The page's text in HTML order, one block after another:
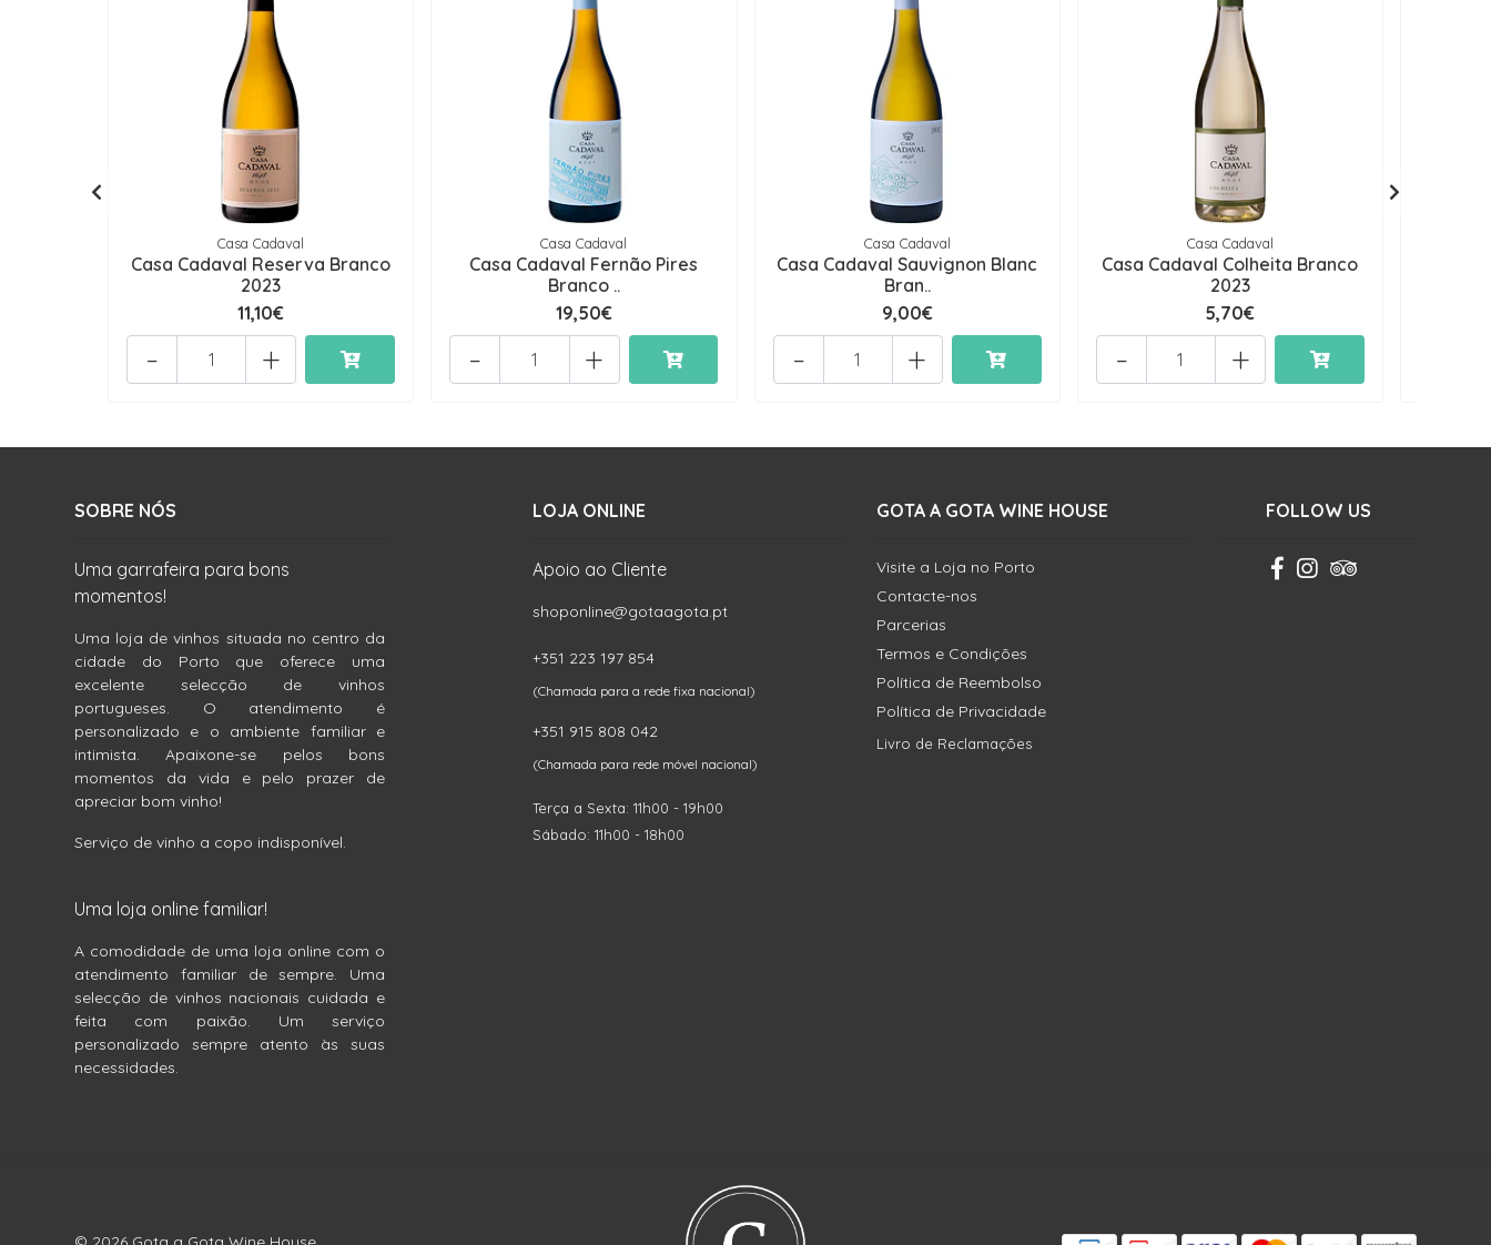
Casa Cadaval
Casa Cadaval Reserva Branco
2023
11,10€
+
-
Casa Cadaval
Casa Cadaval Fernão Pires
Branco ..
19,50€
+
-
Casa Cadaval
Casa Cadaval Sauvignon Blanc
Bran..
9,00€
+
-
Casa Cadaval
Casa Cadaval Colheita Branco
2023
5,70€
+
-
SOBRE NÓS
Uma garrafeira para bons
momentos!
Uma loja de vinhos situada no centro da
cidade do Porto que oferece uma
excelente selecção de vinhos
portugueses. O atendimento é
personalizado e o ambiente familiar e
intimista. Apaixone-se pelos bons
momentos da vida e pelo prazer de
apreciar bom vinho!
Serviço de vinho a copo indisponível.
Uma loja online familiar!
A comodidade de uma loja online com o
atendimento familiar de sempre. Uma
selecção de vinhos nacionais cuidada e
feita com paixão. Um serviço
personalizado sempre atento às suas
necessidades.
LOJA ONLINE
Apoio ao Cliente
shoponline@gotaagota.pt
+351 223 197 854
(Chamada para a rede fixa nacional)
+351 915 808 042
(Chamada para rede móvel nacional)
Terça a Sexta: 11h00 - 19h00
Sábado: 11h00 - 18h00
GOTA A GOTA WINE HOUSE
Visite a Loja no Porto
Contacte-nos
Parcerias
Termos e Condições
Política de Reembolso
Política de Privacidade
Livro de Reclamações
FOLLOW US